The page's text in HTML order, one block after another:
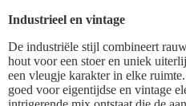
Industrieel en vintage
De industriële stijl combineert
hout voor een stoer en uniek
een vleugje karakter in elke
goed voor eigentijdse en vintage